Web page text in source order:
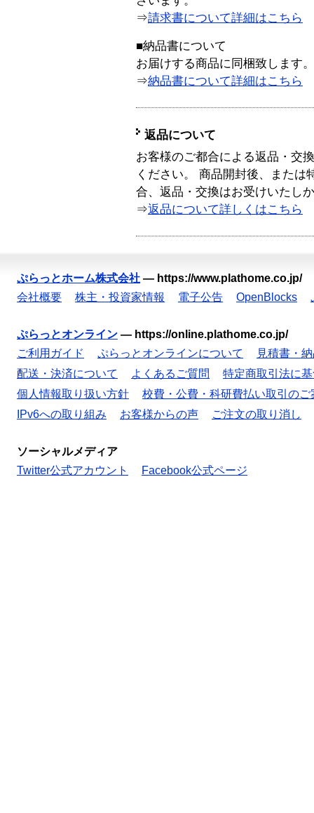
⇒請求書について詳細はこちら
■納品書について
お届けする商品に同梱致します。
⇒納品書について詳細はこちら
返品について
お客様のご都合による返品・交
ください。 商品開封後、または
合、返品・交換はお受けいたし
⇒返品について詳しくはこちら
ぷらっとホーム株式会社 — https://www.plathome.co.jp/
会社概要
株主・投資家情報 電子公告 OpenBlocks
ぷらっとオンライン — https://online.plathome.co.jp/
ご利用ガイド
ぷらっとオンラインについて
見積書・
配送・決済について
よくあるご質問
特定商取引法に
個人情報取り扱い方針
校費・公費・科研費払い取引のご
IPv6への取り組み
お客様からの声 ご注文の取り消し
ソーシャルメディア
Twitter公式アカウント
Facebook公式ページ